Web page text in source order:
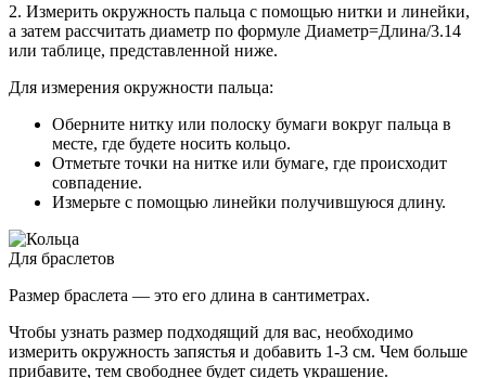
2. Измерить окружность пальца с помощью нитки и линейки,
а затем рассчитать диаметр по формуле Диаметр=Длина/3.14
или таблице, представленной ниже.
Для измерения окружности пальца:
Оберните нитку или полоску бумаги вокруг пальца в
месте, где будете носить кольцо.
Отметьте точки на нитке или бумаге, где происходит
совпадение.
Измерьте с помощью линейки получившуюся длину.
Для браслетов
Размер браслета — это его длина в сантиметрах.
Чтобы узнать размер подходящий для вас, необходимо
измерить окружность запястья и добавить 1-3 см. Чем больше
прибавите, тем свободнее будет сидеть украшение.